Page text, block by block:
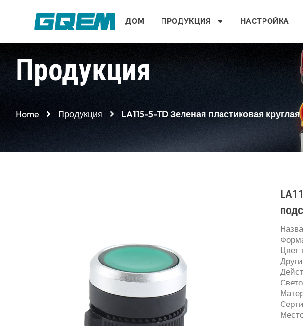
содержимому
ДОМ ПРОДУКЦИЯ НАСТРОЙКА
Продукция
Home Продукция LA115-5-TD Зеленая пластиковая
Цвет